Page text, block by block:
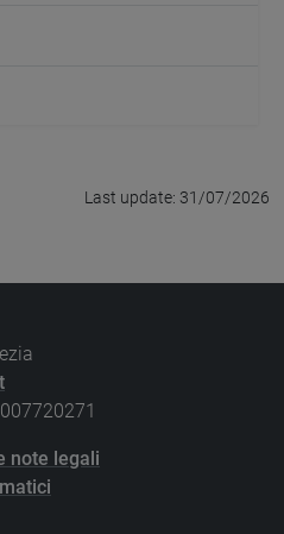
Last update: 31/07/2026
note legali